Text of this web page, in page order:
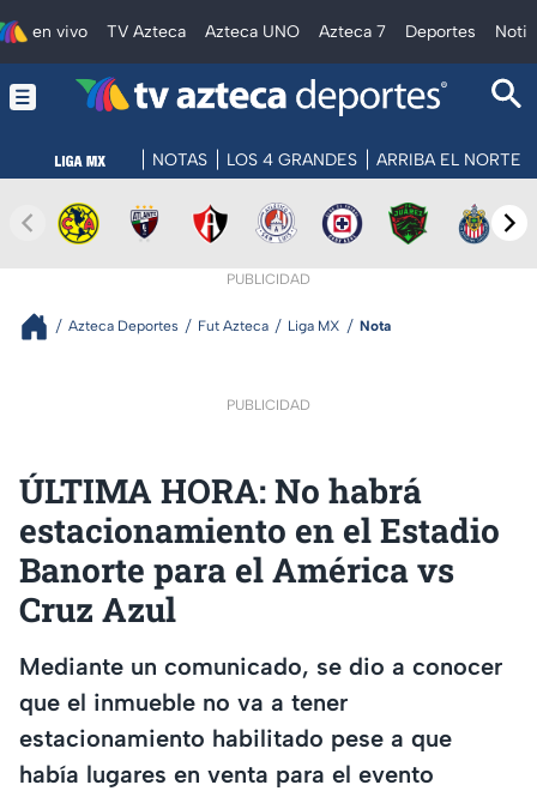
en vivo TV Azteca Azteca UNO Azteca 7 Deportes
NOTAS LOS 4 GRANDES ARRIBA EL NORTE
PUBLICIDAD
Azteca Deportes Fut Azteca Liga MX Nota
PUBLICIDAD
ÚLTIMA HORA: No habrá
estacionamiento en el Estadio
Banorte para el América vs
Cruz Azul
Mediante un comunicado, se dio a conocer
que el inmueble no va a tener
estacionamiento habilitado pese a que
había lugares en venta para el evento